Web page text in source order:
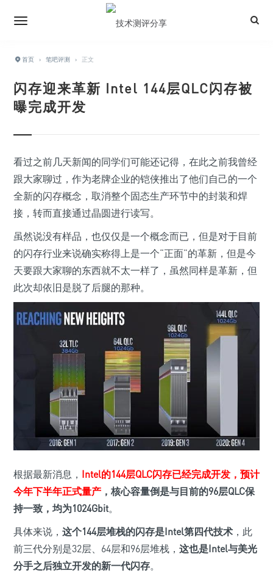
首页 › 笔吧评测 › 正文
闪存迎来革新 Intel 144层QLC闪存被
曝完成开发
看过之前几天新闻的同学们可能还记得，在此之前我曾经
跟大家聊过，作为老牌企业的铠侠推出了他们自己的一个
全新的闪存概念，取消整个固态生产环节中的封装和焊
接，转而直接通过晶圆进行读写。
虽然说没有样品，也仅仅是一个概念而已，但是对于目前
的闪存行业来说确实称得上是一个“正面”的革新，但是今
天要跟大家聊的东西就不太一样了，虽然同样是革新，但
此次却依旧是脱了后腿的那种。
根据最新消息， Intel的144层QLC闪存已经完成开发，预计
今年下半年正式量产 ，核心容量倒是与目前的96层QLC保
持一致，均为1024Gbit。
具体来说， 这个144层堆栈的闪存是Intel第四代技术 ，此
前三代分别是32层、64层和96层堆栈， 这也是Intel与美光
分手之后独立开发的新一代闪存。